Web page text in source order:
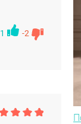
«Это
еще
что
1 -2